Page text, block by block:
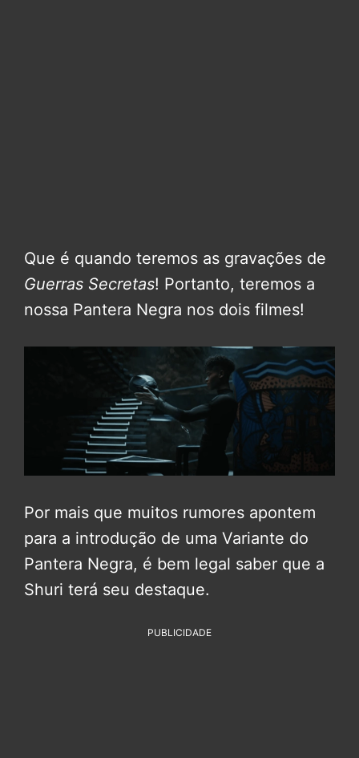
Que é quando teremos as gravações de
Guerras Secretas! Portanto, teremos a
nossa Pantera Negra nos dois filmes!
Por mais que muitos rumores apontem
para a introdução de uma Variante do
Pantera Negra, é bem legal saber que a
Shuri terá seu destaque.
PUBLICIDADE